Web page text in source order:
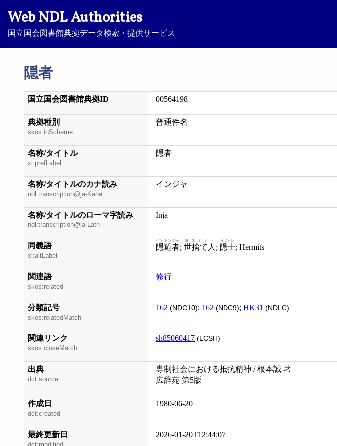
Web NDL Authorities
国立国会図書館典拠データ検索・提供サービス
隠者
国立国会図書館典拠ID 00564198
典拠種別
skos:inScheme
普通件名
名称/タイトル
xl:prefLabel
隠者
名称/タイトルのカナ読み
ndl:transcription@ja-Kana
インジャ
名称/タイトルのローマ字読み
ndl:transcription@ja-Latn
Inja
同義語
xl:altLabel
隠遁者
イントンジャ
; 世捨て人
ヨステビト
; 隠士
インシ
; Hermits
関連語
skos:related
修行
分類記号
skos:relatedMatch
162 (NDC10); 162 (NDC9); HK31 (NDLC)
関連リンク
skos:closeMatch
sh85060417 (LCSH)
出典
dct:source
専制社会における抵抗精神 / 根本誠 著
広辞苑 第5版
作成日
dct:created
1980-06-20
最終更新日
dct:modified
2026-01-20T12:44:07